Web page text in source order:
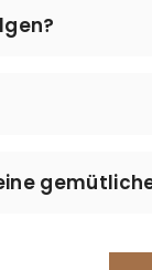
Sie,
Tagen nach
schnell und
unser